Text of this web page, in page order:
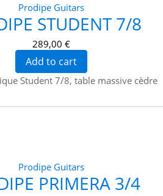
Prodipe Guitars
STUDENT 7/8
289,00 €
Add to cart
Student 7/8, table massive cèdre
Prodipe Guitars
PRIMERA 3/4